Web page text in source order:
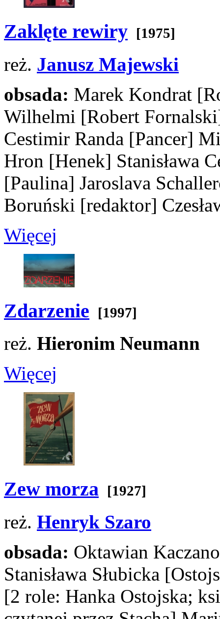
Zaklęte rewiry [1975]
reż. Janusz Majewski
obsada: Marek Kondrat
Wilhelmi [Robert
Cestimir Randa [Pancer]
Hron [Henek] Stanisława
[Paulina] Jaroslava
Boruński [redaktor]
Więcej
Zdarzenie [1997]
reż. Hieronim Neumann
Więcej
Zew morza [1927]
reż. Henryk Szaro
obsada: Oktawian
Stanisława Słubicka
[2 role: Hanka Ostojska;